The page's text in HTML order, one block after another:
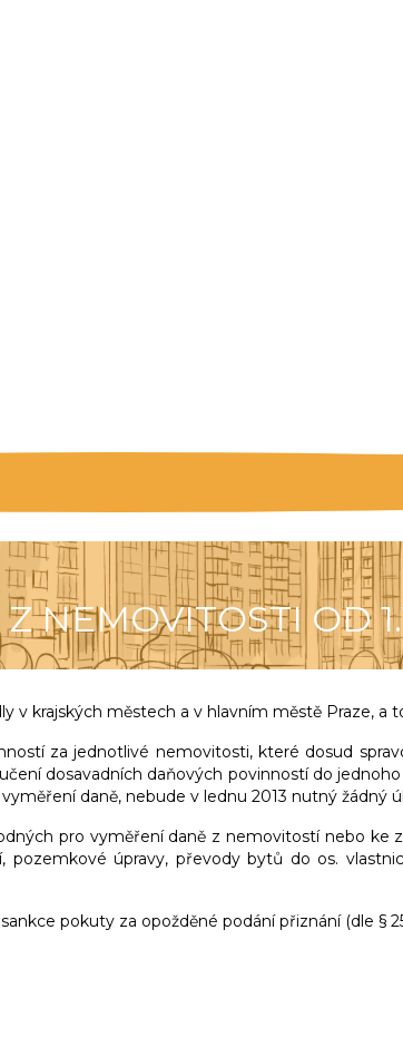
NEMOVITOSTI OD
v krajských městech a v hlavním městě Praze, a
za jednotlivé nemovitosti, které dosud
dosavadních daňových povinností do
daně, nebude v lednu 2013 nutný žádný
pro vyměření daně z nemovitostí nebo ke
pozemkové úpravy, převody bytů do os.
pokuty za opožděné podání přiznání (dle §